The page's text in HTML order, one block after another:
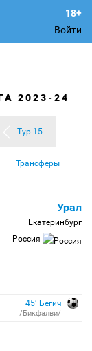
Войти
2023-24
Тур 15
Трансферы
Урал
Екатеринбург
Россия
45′ Бегич
/Бикфалви/